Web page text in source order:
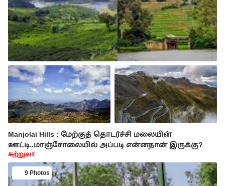
Manjolai Hills : மேற்குத் தொடர்ச்சி மலையின்
ஊட்டி..மாஞ்சோலையில் அப்படி என்னதான் இருக்கு?
சுற்றுலா
9 Photos